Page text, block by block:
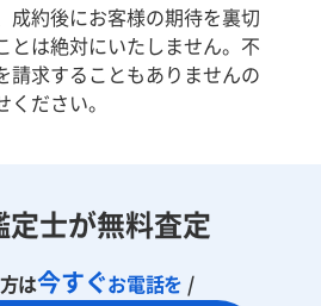
成約後にお客様の期待を裏切
とは絶対にいたしません。不
請求することもありませんの
ださい。
定士が無料査定
は今すぐお電話を /